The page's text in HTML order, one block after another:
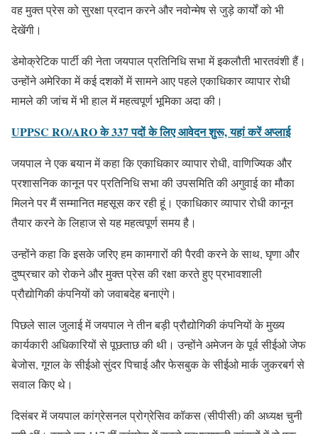
वह मुक्त प्रेस को सुरक्षा प्रदान करने और नवोन्मेष से जुड़े कार्यों को भी
देखेंगी।
डेमोक्रेटिक पार्टी की नेता जयपाल प्रतिनिधि सभा में इकलौती भारतवंशी हैं।
उन्होंने अमेरिका में कई दशकों में सामने आए पहले एकाधिकार व्यापार रोधी
मामले की जांच में भी हाल में महत्वपूर्ण भूमिका अदा की।
UPPSC RO/ARO के 337 पदों के लिए आवेदन शुरू, यहां करें अप्लाई
जयपाल ने एक बयान में कहा कि एकाधिकार व्यापार रोधी, वाणिज्यिक और
प्रशासनिक कानून पर प्रतिनिधि सभा की उपसमिति की अगुवाई का मौका
मिलने पर मैं सम्मानित महसूस कर रही हूं। एकाधिकार व्यापार रोधी कानून
तैयार करने के लिहाज से यह महत्वपूर्ण समय है।
उन्होंने कहा कि इसके जरिए हम कामगारों की पैरवी करने के साथ, घृणा और
दुष्प्रचार को रोकने और मुक्त प्रेस की रक्षा करते हुए प्रभावशाली
प्रौद्योगिकी कंपनियों को जवाबदेह बनाएंगे।
पिछले साल जुलाई में जयपाल ने तीन बड़ी प्रौद्योगिकी कंपनियों के मुख्य
कार्यकारी अधिकारियों से पूछताछ की थी। उन्होंने अमेजन के पूर्व सीईओ जेफ
बेजोस, गूगल के सीईओ सुंदर पिचाई और फेसबुक के सीईओ मार्क जुकरबर्ग से
सवाल किए थे।
दिसंबर में जयपाल कांग्रेसनल प्रोग्रेसिव कॉकस (सीपीसी) की अध्यक्ष चुनी